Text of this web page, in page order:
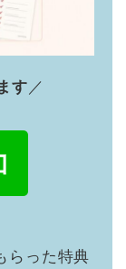
す ／
らった特典